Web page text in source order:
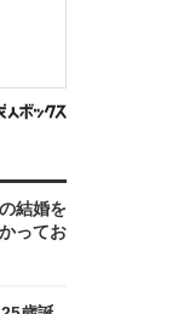
結婚を
ってお